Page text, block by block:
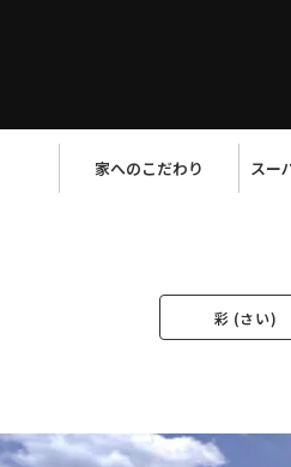
家へのこだわり スー
彩 (さい)